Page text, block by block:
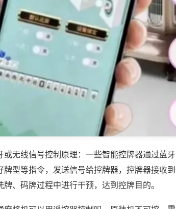
或无线信号控制原理：一些智能控牌器通过蓝
牌型等指令，发送信号给控牌器，控牌器接收
牌、码牌过程中进行干预，达到控牌目的。